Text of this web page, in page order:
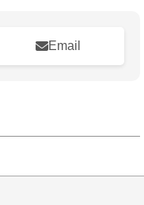
Email